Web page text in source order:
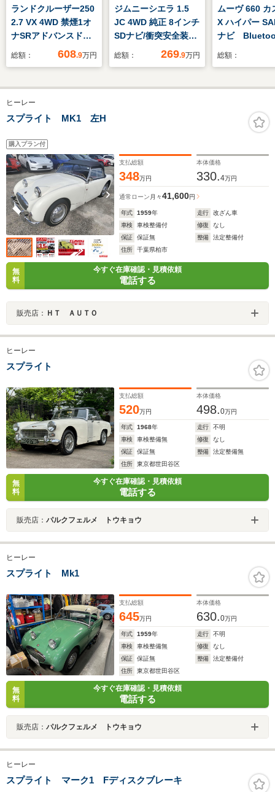
ランドクルーザー250
2.7 VX 4WD 禁煙1オ
ナSRアドバンスドド
ライブ全方位ETC
総額： 608.9万円
ジムニーシエラ 1.5
JC 4WD 純正 8インチ
SDナビ/衝突安全装置/
シートヒーター/車線
ー 社外/ヘッドランプ
総額： 269.9万円
ムーヴ 660 カ
X ハイパー
ナビ
突被害軽減
正フロアマ
ートキー フ
総額：
ヒーレー
スプライト MK1 左H
購入プラン付
支払総額
348万円
本体価格
330.4万円
通常ローン 月々41,600円
年式 1959年 走行
改ざん車
車検
車検整備付 修復
なし
保証
保証無 整備
法定整備付
住所
千葉県柏市
無
料
今すぐ在庫確認・見積依頼
電話する
販売店： ＨＴ ＡＵＴＯ
ヒーレー
スプライト
支払総額
520万円
本体価格
498.0万円
年式 1968年 走行
不明
車検
車検整備無 修復
なし
保証
保証無 整備
法定整備無
住所
東京都世田谷区
無
料
今すぐ在庫確認・見積依頼
電話する
販売店： パルクフェルメ トウキョウ
ヒーレー
スプライト Mk1
支払総額
645万円
本体価格
630.0万円
年式 1959年 走行
不明
車検
車検整備無 修復
なし
保証
保証無 整備
法定整備付
住所
東京都世田谷区
無
料
今すぐ在庫確認・見積依頼
電話する
販売店： パルクフェルメ トウキョウ
ヒーレー
スプライト マーク1 Fディスクブレーキ